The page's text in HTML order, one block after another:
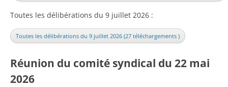
Toutes les délibérations du 9 juillet 2026 :
Toutes les délibérations du 9 juillet 2026 (27 téléchargements )
Réunion du comité syndical du 22 mai
2026